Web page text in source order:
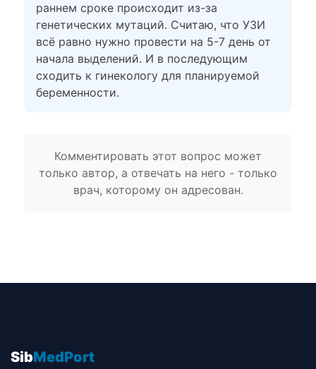
раннем сроке происходит из-за
генетических мутаций. Считаю, что УЗИ
всё равно нужно провести на 5-7 день от
начала выделений. И в последующим
сходить к гинекологу для планируемой
беременности.
Комментировать этот вопрос может
только автор, а отвечать на него - только
врач, которому он адресован.
SibMedPort